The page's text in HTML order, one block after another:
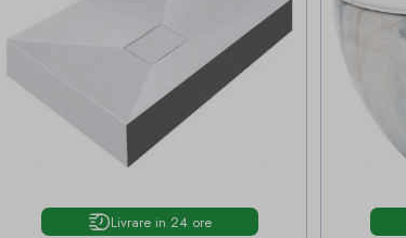
Livrare in 24 ore